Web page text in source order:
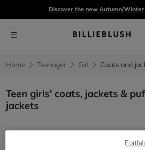
Discover the new Autumn/Winter
Home Teenager Girl Coats and
Teen girls' coats, jackets &
jackets